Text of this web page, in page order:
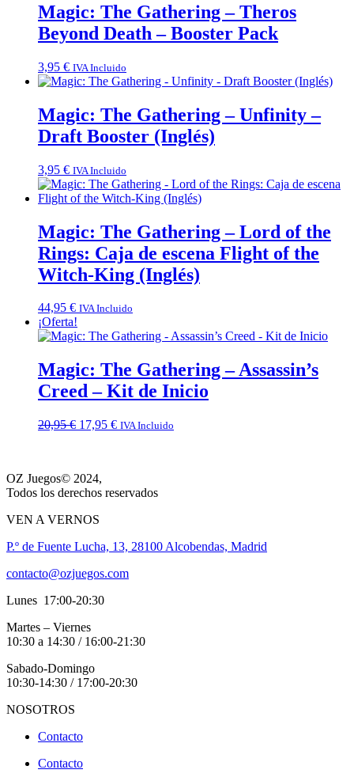
Magic: The Gathering – Theros
Beyond Death – Booster Pack
3,95 € IVA Incluido
Magic: The Gathering – Unfinity –
Draft Booster (Inglés)
3,95 € IVA Incluido
Magic: The Gathering – Lord of the
Rings: Caja de escena Flight of the
Witch-King (Inglés)
44,95 € IVA Incluido
¡Oferta!
Magic: The Gathering – Assassin’s
Creed – Kit de Inicio
20,95€ El
20,95 €.
17,95 €ElIVA Incluido
OZ Juegos© 2024,
Todos los derechos reservados
VEN A VERNOS
P.º de Fuente Lucha, 13, 28100 Alcobendas, Madrid
contacto@ozjuegos.com
Lunes 17:00-20:30
Martes – Viernes
10:30 a 14:30 / 16:00-21:30
Sabado-Domingo
10:30-14:30 / 17:00-20:30
NOSOTROS
Contacto
Contacto